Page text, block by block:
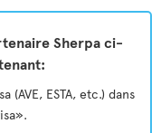
Sherpa ci-
(AVE, ESTA, etc.) dans